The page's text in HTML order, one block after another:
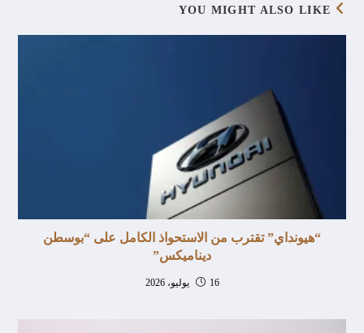
YOU MIGHT ALSO LIKE
“هيونداي” تقترب من الاستحواذ الكامل على “بوسطن
ديناميكس”
16 يوليو، 2026